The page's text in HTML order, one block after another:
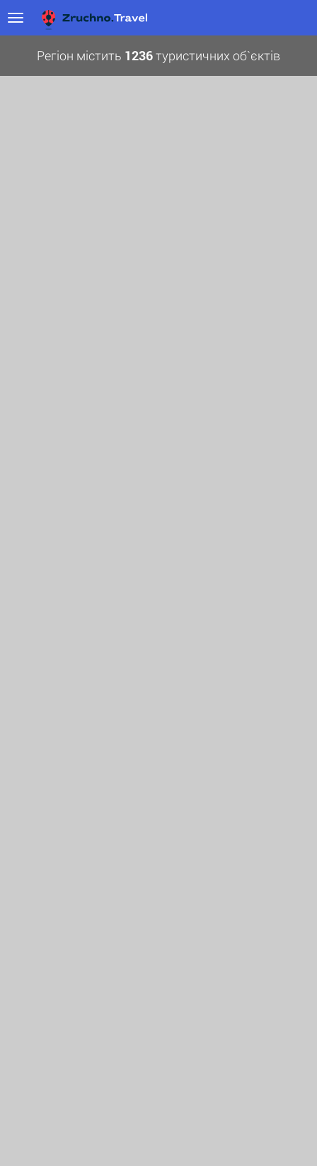
Регіон містить 1236туристичних об`єктів